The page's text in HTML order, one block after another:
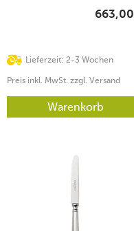
Lieferzeit: 2-3 Wochen
663,00
Preis inkl. MwSt. zzgl. Versand
Warenkorb